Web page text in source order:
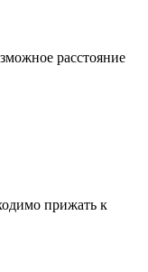
расстояние
прижать к